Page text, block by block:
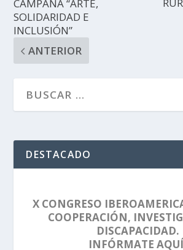
CAMPAÑA “ARTE,
SOLIDARIDAD E
INCLUSIÓN”
ANTERIOR
DESTACADO
X CONGRESO
COOPERACIÓN,
DISCAPACIDAD.
INFÓRMATE